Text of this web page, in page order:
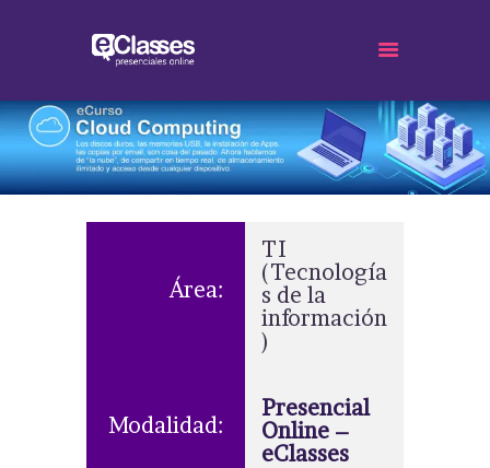
INICIO
ECURSOS
UNITÉCNICA
PRECIOS/INVERSIÓN
¡EMPIEZA AHORA!
Área:
TI
(Tecnología
s de la
información
)
Modalidad:
Presencial
Online –
eClasses